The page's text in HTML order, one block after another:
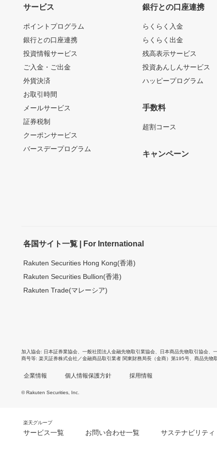
サービス
ポイントプログラム
銀行との口座連携
投資情報サービス
ご入金・ご出金
外貨決済
お取引時間
メールサービス
証券税制
クーポンサービス
バースデープログラム
銀行との口座連携
らくらく入金
らくらく出金
残高表示サービス
投資あんしんサービス
ハッピープログラム
手数料
超割コース
キャンペーン
各国サイト一覧 | For International
Rakuten Securities Hong Kong(香港)
Rakuten Securities Bullion(香港)
Rakuten Trade(マレーシア)
加入協会 日本証券業協会 一般社団法人金融先物取引業協会 日本商品先物取引協会
商号等 楽天証券株式会社／金融商品取引業者 関東財務局長（金商）第195号、商品先物
企業情報 個人情報保護方針 採用情報
© Rakuten Securities, Inc.
楽天グループ
サービス一覧 お問い合わせ一覧 サステナビリティ